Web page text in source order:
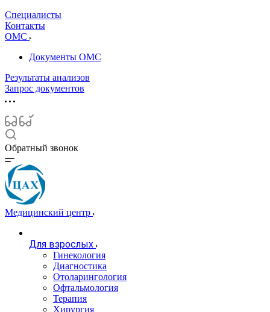
Специалисты
Контакты
ОМС
Документы ОМС
Результаты анализов
Запрос документов
Обратный звонок
Медицинский центр
Для взрослых
Гинекология
Диагностика
Отоларингология
Офтальмология
Терапия
Хирургия